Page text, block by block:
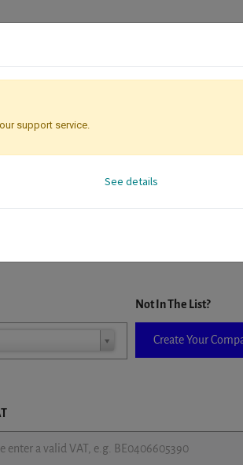
company is selected it will auto-complete the
Not In The List?
Create Your
support service.
See details